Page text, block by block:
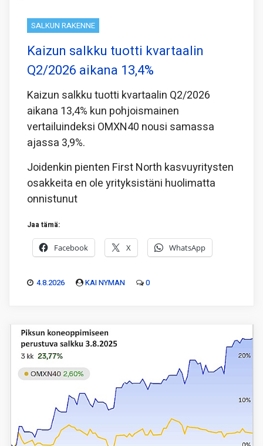
SALKUN RAKENNE
Kaizun salkku tuotti kvartaalin
Q2/2026 aikana 13,4%
Kaizun salkku tuotti kvartaalin Q2/2026
aikana 13,4% kun pohjoismainen
vertailuindeksi OMXN40 nousi samassa
ajassa 3,9%.
Joidenkin pienten First North kasvuyritysten
osakkeita en ole yrityksistäni huolimatta
onnistunut
Jaa tämä:
Facebook X WhatsApp
4.8.2026 KAI NYMAN 0